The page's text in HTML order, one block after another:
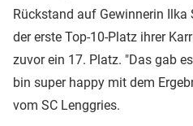
Rückstand auf Gewinnerin
der erste Top-10-Platz ihrer
zuvor ein 17. Platz. "Das gab
bin super happy mit dem
vom SC Lenggries.